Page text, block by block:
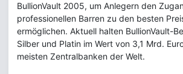
BullionVault 2005, um Anlegern den
professionellen Barren zu den besten
ermöglichen. Aktuell halten BullionVault-
Silber und Platin im Wert von 3,1 Mrd.
meisten Zentralbanken der Welt.